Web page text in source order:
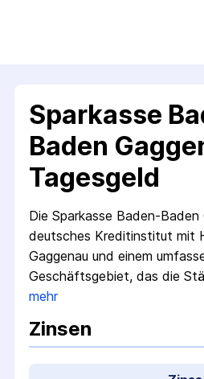
Sparkasse
Baden
Tagesgeld
Die Sparkasse Baden-Baden
deutsches Kreditinstitut mit
Gaggenau und einem
Geschäftsgebiet, das die
mehr
Zinsen